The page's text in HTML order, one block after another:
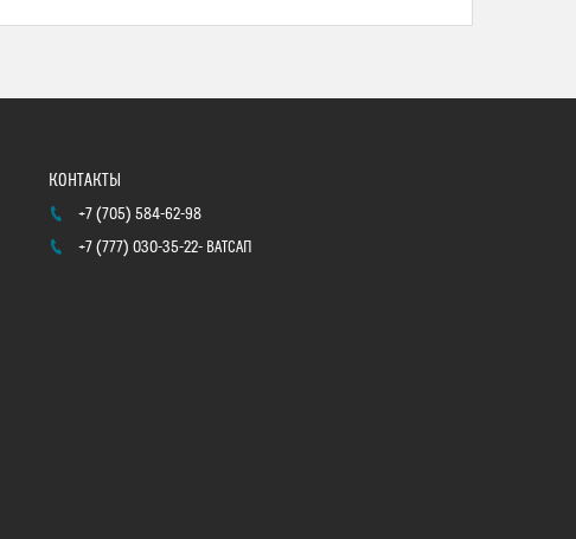
+7 (705) 584-62-98
+7 (777) 030-35-22 ВАТСАП